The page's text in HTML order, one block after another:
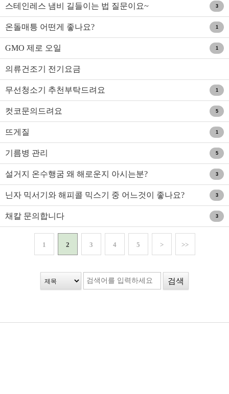
스테인레스 냄비 길들이는 법 질문이요~ 3
온돌매틍 어떤게 좋나요? 1
GMO 제로 오일 1
의류건조기 전기요금
무선청소기 추천부탁드려요 1
컷코문의드려요 5
뜨게질 1
기름병 관리 5
설거지 온수행굼 왜 해로운지 아시는분? 3
닌자 믹서기와 해피콜 믹스기 중 어느것이 좋나요? 3
채칼 문의합니다 3
1 2 3 4 5 > >>